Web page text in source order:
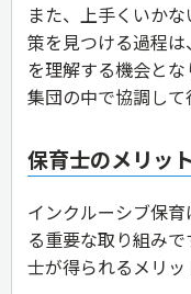
また、上手くいか
策を見つける過程
を理解する機会と
集団の中で協調して
保育士のメリット
インクルーシブ保
る重要な取り組み
士が得られるメリッ